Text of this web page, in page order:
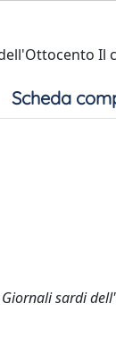
Il
Scheda
sardi